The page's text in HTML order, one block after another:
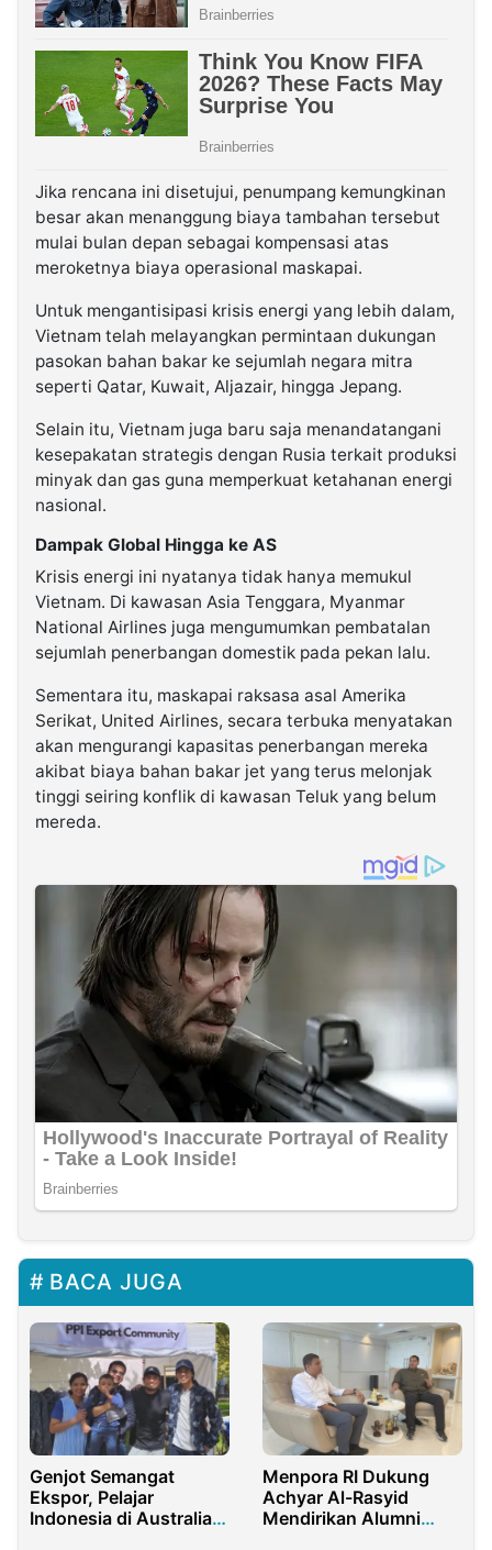
Jika rencana ini disetujui, penumpang kemungkinan
besar akan menanggung biaya tambahan tersebut
mulai bulan depan sebagai kompensasi atas
meroketnya biaya operasional maskapai.
Untuk mengantisipasi krisis energi yang lebih dalam,
Vietnam telah melayangkan permintaan dukungan
pasokan bahan bakar ke sejumlah negara mitra
seperti Qatar, Kuwait, Aljazair, hingga Jepang.
Selain itu, Vietnam juga baru saja menandatangani
kesepakatan strategis dengan Rusia terkait produksi
minyak dan gas guna memperkuat ketahanan energi
nasional.
Dampak Global Hingga ke AS
Krisis energi ini nyatanya tidak hanya memukul
Vietnam. Di kawasan Asia Tenggara, Myanmar
National Airlines juga mengumumkan pembatalan
sejumlah penerbangan domestik pada pekan lalu.
Sementara itu, maskapai raksasa asal Amerika
Serikat, United Airlines, secara terbuka menyatakan
akan mengurangi kapasitas penerbangan mereka
akibat biaya bahan bakar jet yang terus melonjak
tinggi seiring konflik di kawasan Teluk yang belum
mereda.
BACA JUGA
Genjot Semangat
Ekspor, Pelajar
Indonesia di Australia
Menpora RI Dukung
Achyar Al-Rasyid
Mendirikan Alumni